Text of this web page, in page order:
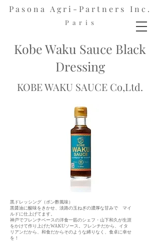
Pasona Agri-Partners Inc.
P a r i s
Kobe Waku Sauce Black
Dressing
KOBE WAKU SAUCE Co,Ltd.
黒ドレッシング（ポン酢風味）
黒醤油に酸味をきかせ、淡路の玉ねぎの濃厚な甘みで マイ
ルドに仕上げてます。
神戸でフレンチベースの洋食一筋のシェフ・山下和久が生涯
をかけて作り上げたWAKUソース。フレンチだから、イタ
リアンだから、和食だからそのような縛りなく、食卓に幸せ
を！